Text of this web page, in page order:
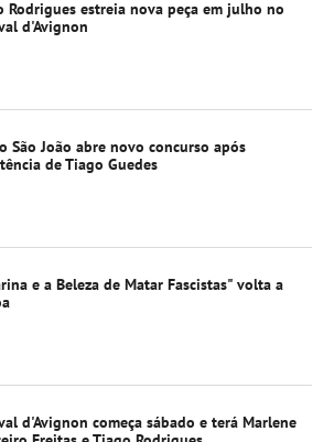
Rodrigues estreia nova peça em julho no
d'Avignon
São João abre novo concurso após
de Tiago Guedes
e a Beleza de Matar Fascistas" volta a
d'Avignon começa sábado e terá Marlene